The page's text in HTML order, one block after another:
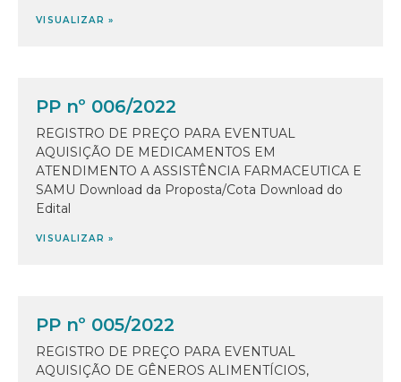
VISUALIZAR »
PP nº 006/2022
REGISTRO DE PREÇO PARA EVENTUAL
AQUISIÇÃO DE MEDICAMENTOS EM
ATENDIMENTO A ASSISTÊNCIA FARMACEUTICA E
SAMU Download da Proposta/Cota Download do
Edital
VISUALIZAR »
PP nº 005/2022
REGISTRO DE PREÇO PARA EVENTUAL
AQUISIÇÃO DE GÊNEROS ALIMENTÍCIOS,